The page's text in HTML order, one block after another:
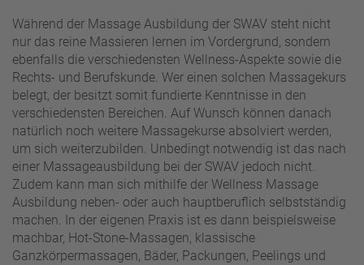
Während der Massage Ausbildung der SWAV steht nicht
nur das reine Massieren lernen im Vordergrund, sondern
ebenfalls die verschiedensten Wellness-Aspekte sowie die
Rechts- und Berufskunde. Wer einen solchen Massagekurs
belegt, der besitzt somit fundierte Kenntnisse in den
verschiedensten Bereichen. Auf Wunsch können danach
natürlich noch weitere Massagekurse absolviert werden,
um sich weiterzubilden. Unbedingt notwendig ist das nach
einer Massageausbildung bei der SWAV jedoch nicht.
Zudem kann man sich mithilfe der Wellness Massage
Ausbildung neben- oder auch hauptberuflich selbstständig
machen. In der eigenen Praxis ist es dann beispielsweise
machbar, Hot-Stone-Massagen, klassische
Ganzkörpermassagen, Bäder, Packungen, Peelings und